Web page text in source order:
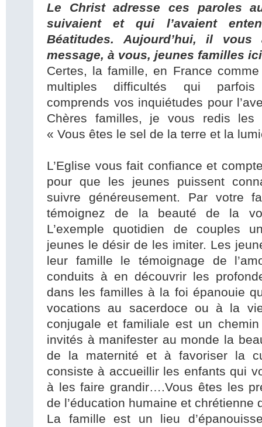
Le Christ adresse ces paroles
suivaient et qui l’avaient
Béatitudes. Aujourd’hui, il vous
message, à vous, jeunes familles
Certes, la famille, en France
multiples difficultés qui
comprends vos inquiétudes pour
Chères familles, je vous redis
« Vous êtes le sel de la terre et la
L’Eglise vous fait confiance et
pour que les jeunes puissent
suivre généreusement. Par votre
témoignez de la beauté de la
L’exemple quotidien de couples
jeunes le désir de les imiter. Les
leur famille le témoignage de
conduits à en découvrir les
dans les familles à la foi épanouie
vocations au sacerdoce ou à la
conjugale et familiale est un
invités à manifester au monde la
de la maternité et à favoriser la
consiste à accueillir les enfants qui
à les faire grandir….Vous êtes les
de l’éducation humaine et
La famille est un lieu